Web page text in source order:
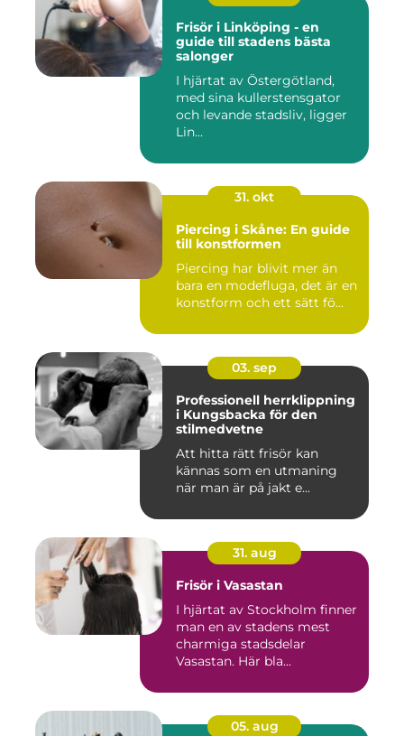
Frisör i Linköping - en
guide till stadens bästa
salonger
I hjärtat av Östergötland,
med sina kullerstensgator
och levande stadsliv, ligger
Lin...
31. okt
Piercing i Skåne: En guide
till konstformen
Piercing har blivit mer än
bara en modefluga, det är en
konstform och ett sätt fö...
03. sep
Professionell herrklippning
i Kungsbacka för den
stilmedvetne
Att hitta rätt frisör kan
kännas som en utmaning
när man är på jakt e...
31. aug
Frisör i Vasastan
I hjärtat av Stockholm finner
man en av stadens mest
charmiga stadsdelar
Vasastan. Här bla...
05. aug